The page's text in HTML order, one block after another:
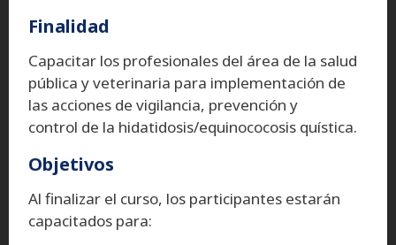
Finalidad
Capacitar los profesionales del área de la salud
pública y veterinaria para implementación de
las acciones de vigilancia, prevención y
control de la hidatidosis/equinococosis quística.
Objetivos
Al finalizar el curso, los participantes estarán
capacitados para: